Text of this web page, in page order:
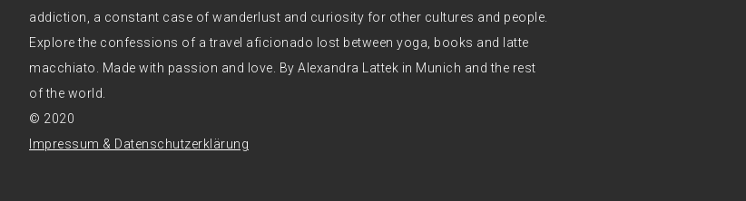
addiction, a constant case of wanderlust and curiosity for other cultures and people.
Explore the confessions of a travel aficionado lost between yoga, books and latte
macchiato. Made with passion and love. By Alexandra Lattek in Munich and the rest
of the world.
© 2020
Impressum & Datenschutzerklärung